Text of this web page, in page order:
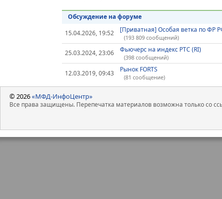
Обсуждение на форуме
15.04.2026, 19:52
[Приватная] Особая ветка по ФР
(193 809 сообщений)
25.03.2024, 23:06 Фьючерс на индекс РТС (RI)
(398 сообщений)
12.03.2019, 09:43 Рынок FORTS
(81 сообщение)
© 2026«МФД-ИнфоЦентр»
Все права защищены. Перепечатка материалов возможна только со